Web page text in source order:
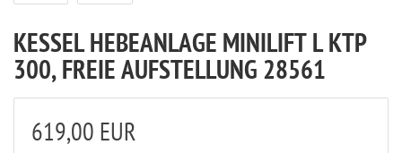
KESSEL HEBEANLAGE MINILIFT L KTP
300, FREIE AUFSTELLUNG 28561
619,00 EUR